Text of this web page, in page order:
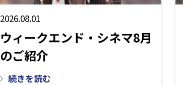
2026.08.01
ウィークエンド・シネマ8月
のご紹介
続きを読む